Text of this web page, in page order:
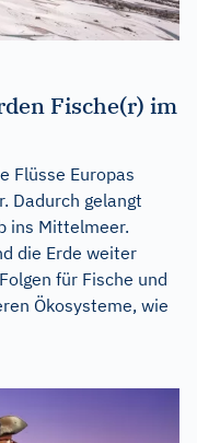
Fische(r) im
Flüsse Europas
Dadurch gelangt
ins Mittelmeer.
die Erde weiter
für Fische und
Ökosysteme, wie